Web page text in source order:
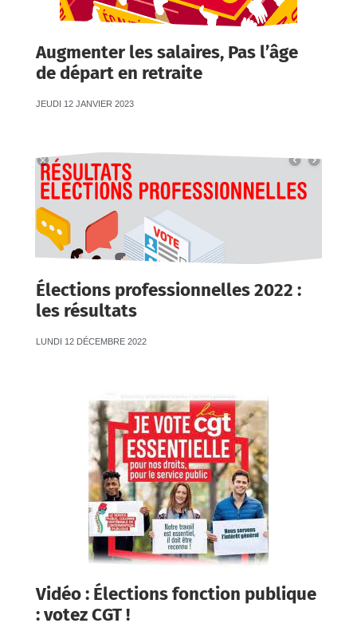
Augmenter les salaires, Pas l’âge
de départ en retraite
JEUDI 12 JANVIER 2023
Élections professionnelles 2022 :
les résultats
LUNDI 12 DÉCEMBRE 2022
Vidéo : Élections fonction publique
: votez CGT !